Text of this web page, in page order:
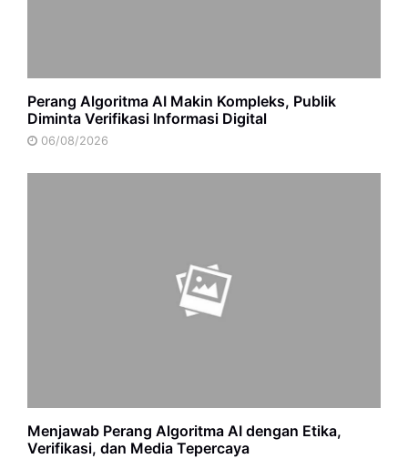
Perang Algoritma AI Makin Kompleks, Publik
Diminta Verifikasi Informasi Digital
06/08/2026
Menjawab Perang Algoritma AI dengan Etika,
Verifikasi, dan Media Tepercaya